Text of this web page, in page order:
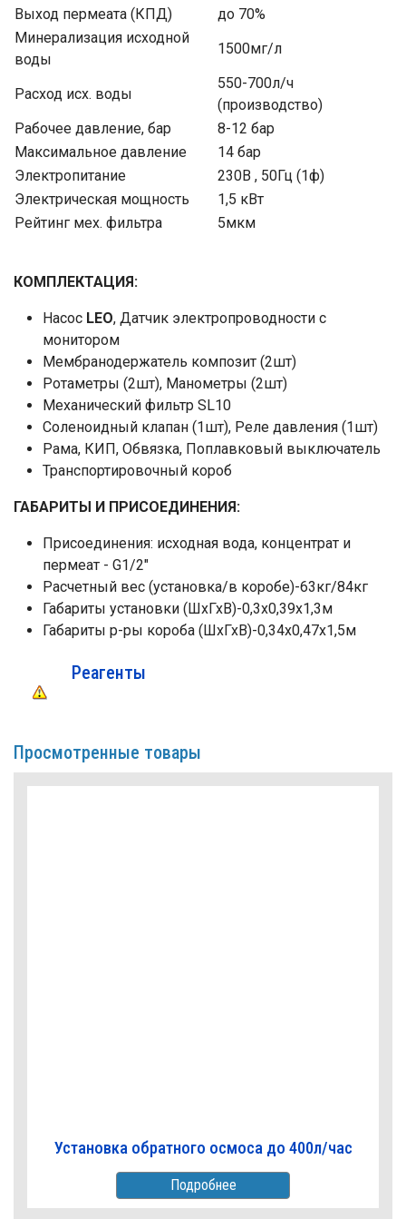
Выход пермеата (КПД)
до 70%
Минерализация исходной
воды
1500мг/л
Расход исх. воды
550-700л/ч
(производство)
Рабочее давление, бар
8-12 бар
Максимальное давление
14 бар
Электропитание
230В , 50Гц (1ф)
Электрическая мощность
1,5 кВт
Рейтинг мех. фильтра
5мкм
КОМПЛЕКТАЦИЯ:
Насос LEO, Датчик электропроводности с
монитором
Мембранодержатель композит (2шт)
Ротаметры (2шт), Манометры (2шт)
Механический фильтр SL10
Соленоидный клапан (1шт), Реле давления (1шт)
Рама, КИП, Обвязка, Поплавковый выключатель
Транспортировочный короб
ГАБАРИТЫ И ПРИСОЕДИНЕНИЯ:
Присоединения: исходная вода, концентрат и
пермеат - G1/2"
Расчетный вес (установка/в коробе)-63кг/84кг
Габариты установки (ШхГхВ)-0,3х0,39х1,3м
Габариты р-ры короба (ШхГхВ)-0,34х0,47х1,5м
Реагенты
Просмотренные товары
Установка обратного осмоса до 400л/час
Подробнее